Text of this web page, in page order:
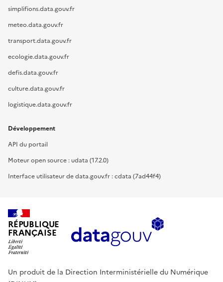
simplifions.data.gouv.fr
meteo.data.gouv.fr
transport.data.gouv.fr
ecologie.data.gouv.fr
defis.data.gouv.fr
culture.data.gouv.fr
logistique.data.gouv.fr
Développement
API du portail
Moteur open source : udata (17.2.0)
Interface utilisateur de data.gouv.fr : cdata (7ad44f4)
RÉPUBLIQUE
FRANÇAISE
Un produit de la Direction Interministérielle du Numérique